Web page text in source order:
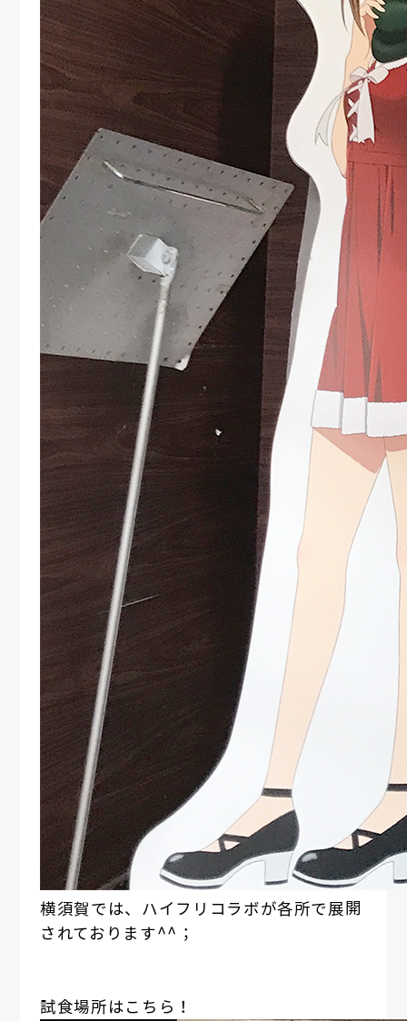
横須賀では、ハイフリコラボが各所で展開
されております^^；
試食場所はこちら！